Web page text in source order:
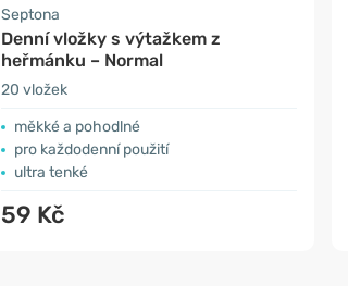
Septona
Denní vložky s výtažkem z
heřmánku – Normal
20 vložek
měkké a pohodlné
pro každodenní použití
ultra tenké
59 Kč